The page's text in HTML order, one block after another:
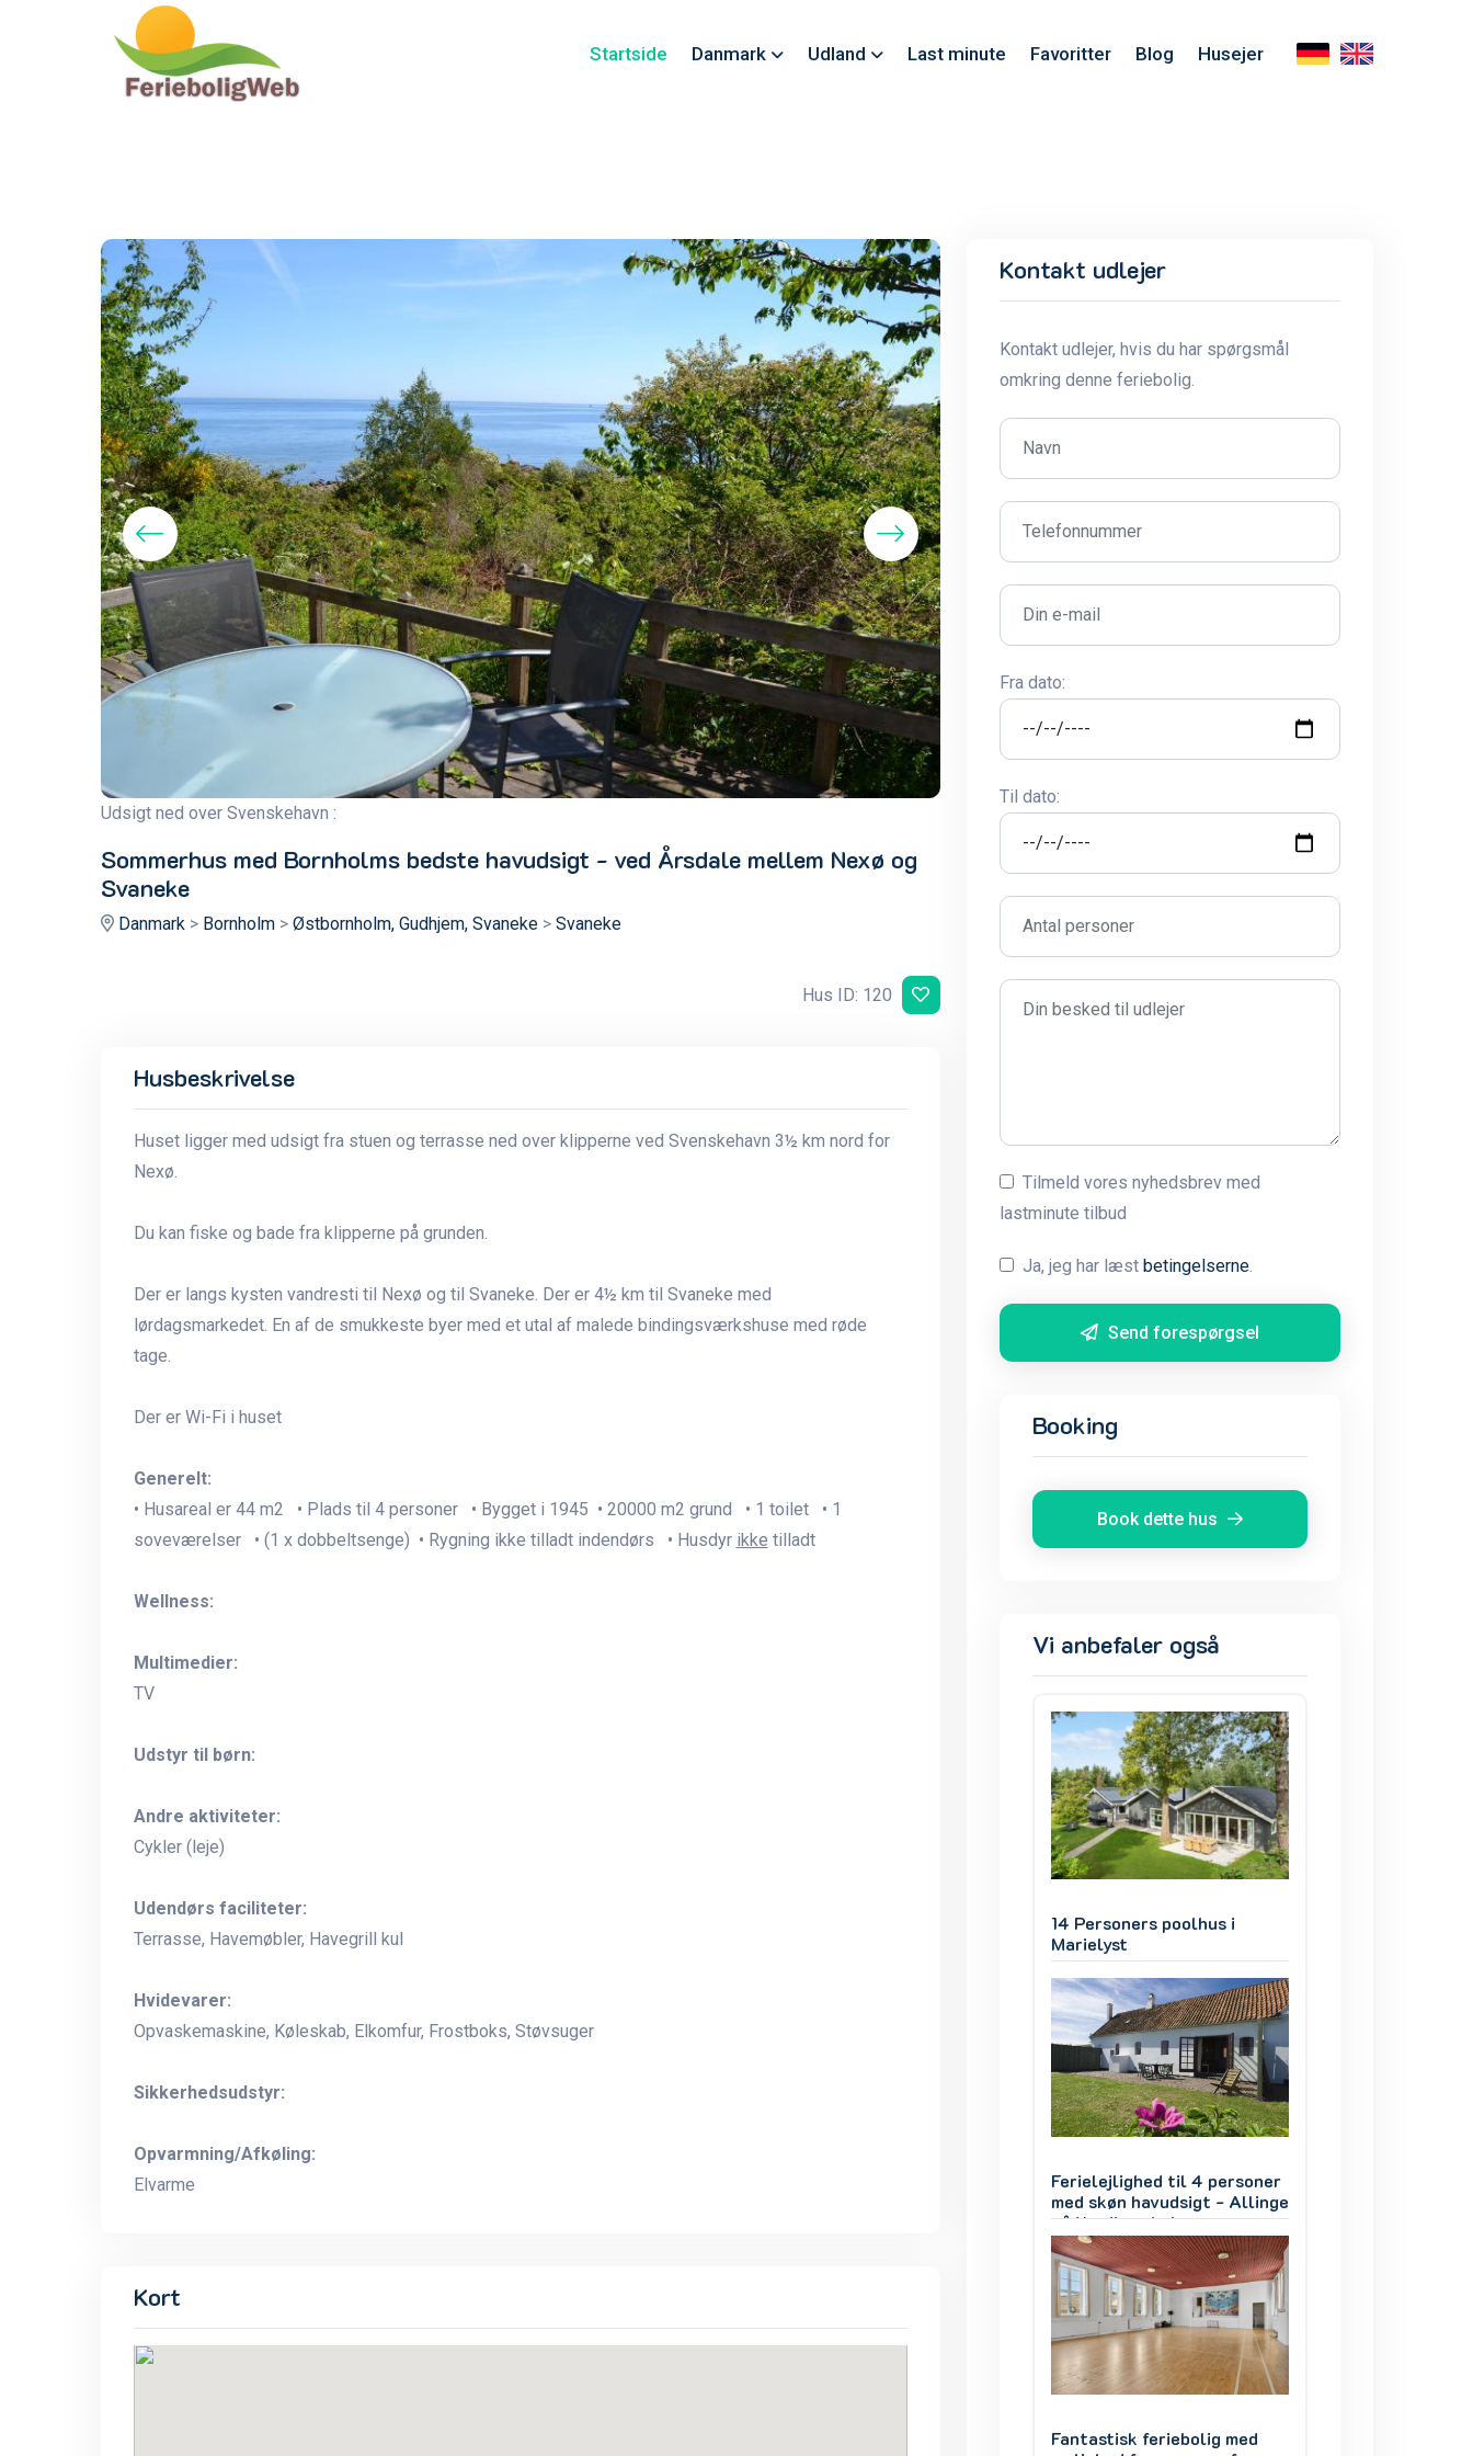
Startside Danmark Udland Last minute Favoritter Blog Husejer
Udsigt ned over Svenskehavn : Indkørsel lhuseg :
Sommerhus med Bornholms bedste havudsigt - ved Årsdale mellem Nexø og
Svaneke
Danmark> Bornholm> Østbornholm, Gudhjem, Svaneke> Svaneke
Hus ID: 120
Husbeskrivelse
Huset ligger med udsigt fra stuen og terrasse ned over klipperne ved Svenskehavn 3½ km nord for
Nexø.
Du kan fiske og bade fra klipperne på grunden.
Der er langs kysten vandresti til Nexø og til Svaneke. Der er 4½ km til Svaneke med
lørdagsmarkedet. En af de smukkeste byer med et utal af malede bindingsværkshuse med røde
tage.
Der er Wi-Fi i huset
Generelt:
• Husareal er 44 m2 • Plads til 4 personer • Bygget i 1945 • 20000 m2 grund • 1 toilet • 1
soveværelser • (1 x dobbeltsenge) • Rygning ikke tilladt indendørs • Husdyr ikke tilladt
Wellness:
Multimedier:
TV
Udstyr til børn:
Andre aktiviteter:
Cykler (leje)
Udendørs faciliteter:
Terrasse, Havemøbler, Havegrill kul
Hvidevarer:
Opvaskemaskine, Køleskab, Elkomfur, Frostboks, Støvsuger
Sikkerhedsudstyr:
Opvarmning/Afkøling:
Elvarme
Kort
Kontakt udlejer
Kontakt udlejer, hvis du har spørgsmål
omkring denne feriebolig.
Fra dato:
Til dato:
Tilmeld vores nyhedsbrev med
lastminute tilbud
Ja, jeg har læst betingelserne.
Send forespørgsel
Booking
Book dette hus
Vi anbefaler også
14 Personers poolhus i
Marielyst
Ferielejlighed til 4 personer
med skøn havudsigt - Allinge
på Nordbornholm
Fantastisk feriebolig med